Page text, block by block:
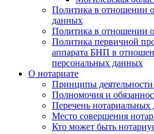
Политика в отношении
данных
Политика в отношении
Политика первичной
аппарата БНП в
персональных данных
О нотариате
Принципы деятельности
Полномочия и
Перечень нотариальных
Место совершения
Кто может быть